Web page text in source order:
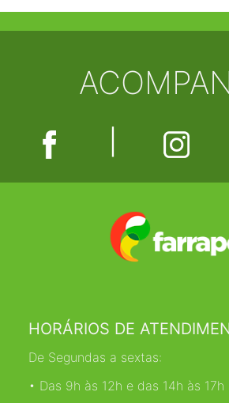
HORÁRIOS DE
De Segundas a sextas:
• Das 9h às 12h e das 14h às 17h